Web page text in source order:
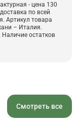
- цена 130
по всей
Артикул товара
– Италия.
Наличие остатков
Смотреть все